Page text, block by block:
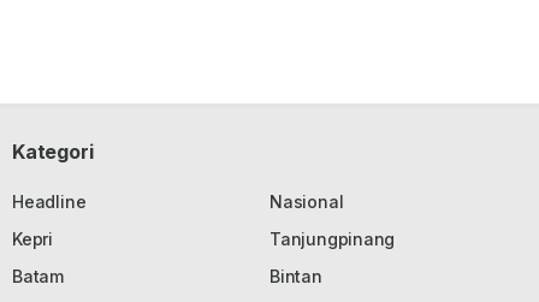
Kategori
Headline
Nasional
Kepri
Tanjungpinang
Batam
Bintan